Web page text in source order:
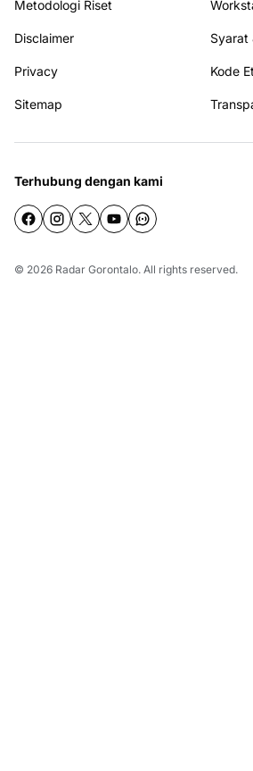
Metodologi Riset
Disclaimer Syarat
Privacy Kode
Sitemap
Terhubung dengan kami
© 2026 Radar Gorontalo. All rights reserved.